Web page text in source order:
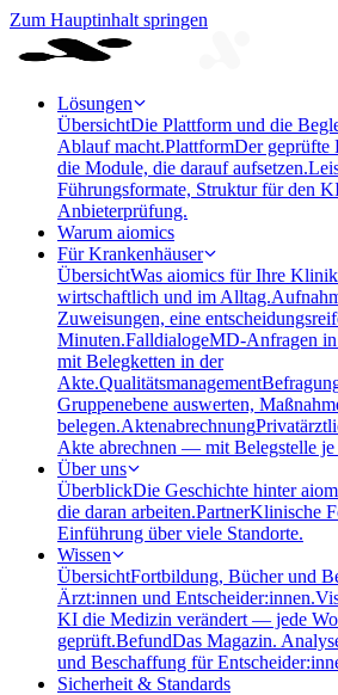
Zum Hauptinhalt springen
Lösungen
ÜbersichtDie Plattform und die
Ablauf macht.PlattformDer geprüfte
die Module, die darauf aufsetzen.
Führungsformate, Struktur für den
Anbieterprüfung.
Warum aiomics
Für Krankenhäuser
ÜbersichtWas aiomics für Ihre
wirtschaftlich und im Alltag.
Zuweisungen, eine
Minuten.FalldialogeMD-Anfragen
mit Belegketten in der
Akte.Qualitätsmanagement
Gruppenebene auswerten,
belegen.Aktenabrechnung
Akte abrechnen — mit Belegstelle je
Über uns
ÜberblickDie Geschichte hinter
die daran arbeiten.PartnerKlinische
Einführung über viele Standorte.
Wissen
ÜbersichtFortbildung, Bücher und
Ärzt:innen und Entscheider:innen.
KI die Medizin verändert — jede
geprüft.BefundDas Magazin.
und Beschaffung für
Sicherheit & Standards